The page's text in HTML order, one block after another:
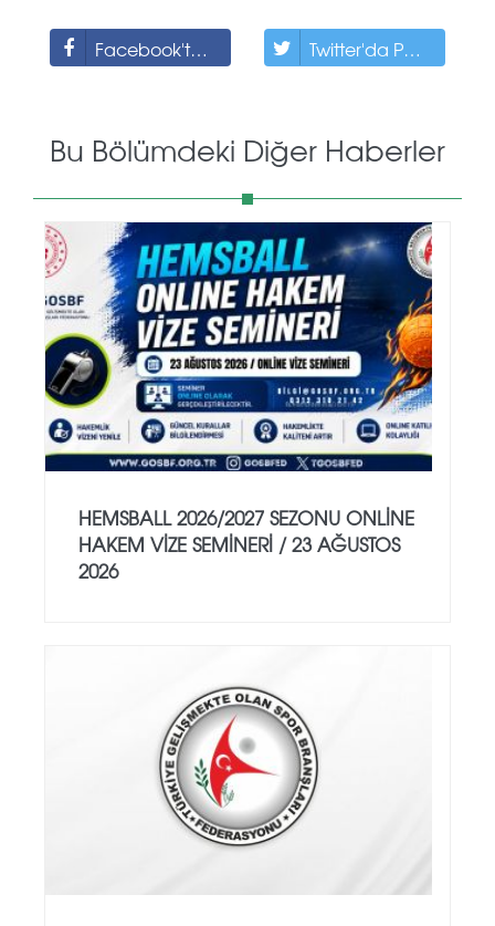
Facebook'ta Paylaş Twitter'da Paylaş
Bu Bölümdeki Diğer Haberler
HEMSBALL 2026/2027 SEZONU ONLİNE
HAKEM VİZE SEMİNERİ / 23 AĞUSTOS
2026